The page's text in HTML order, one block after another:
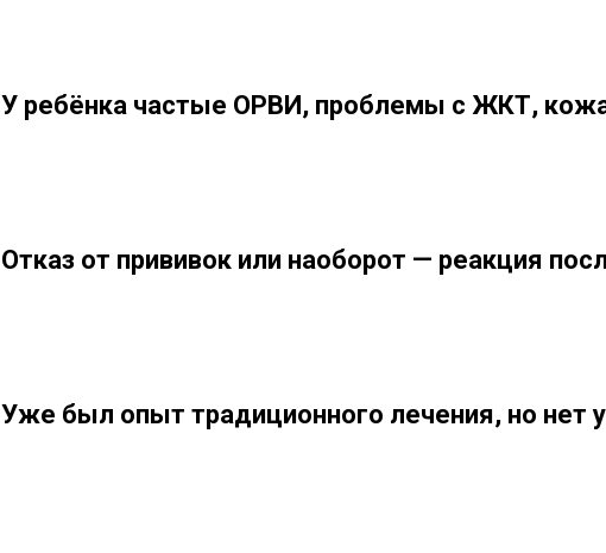
У ребёнка частые ОРВИ, проблемы с ЖКТ,
Отказ от прививок или наоборот — реакция
Уже был опыт традиционного лечения, но нет